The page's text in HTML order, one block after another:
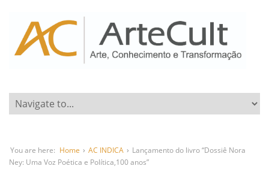
You are here: Home › AC INDICA › Lançamento do livro “Dossiê Nora
Ney: Uma Voz Poética e Política,100 anos”